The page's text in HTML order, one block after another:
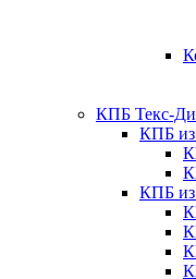
КПБ Текс-
КПБ из
КПБ из